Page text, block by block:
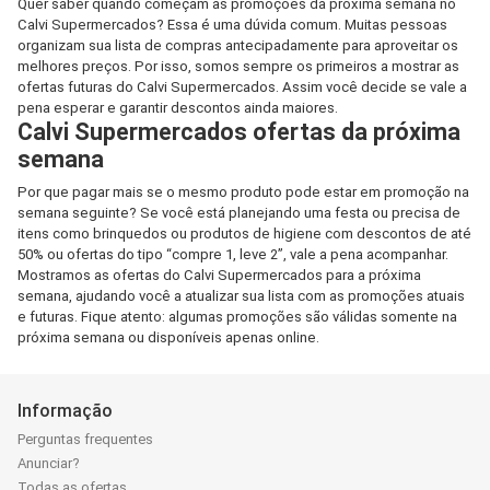
Quer saber quando começam as promoções da próxima semana no
Calvi Supermercados? Essa é uma dúvida comum. Muitas pessoas
organizam sua lista de compras antecipadamente para aproveitar os
melhores preços. Por isso, somos sempre os primeiros a mostrar as
ofertas futuras do Calvi Supermercados. Assim você decide se vale a
pena esperar e garantir descontos ainda maiores.
Calvi Supermercados ofertas da próxima
semana
Por que pagar mais se o mesmo produto pode estar em promoção na
semana seguinte? Se você está planejando uma festa ou precisa de
itens como brinquedos ou produtos de higiene com descontos de até
50% ou ofertas do tipo “compre 1, leve 2”, vale a pena acompanhar.
Mostramos as ofertas do Calvi Supermercados para a próxima
semana, ajudando você a atualizar sua lista com as promoções atuais
e futuras. Fique atento: algumas promoções são válidas somente na
próxima semana ou disponíveis apenas online.
Informação
Perguntas frequentes
Anunciar?